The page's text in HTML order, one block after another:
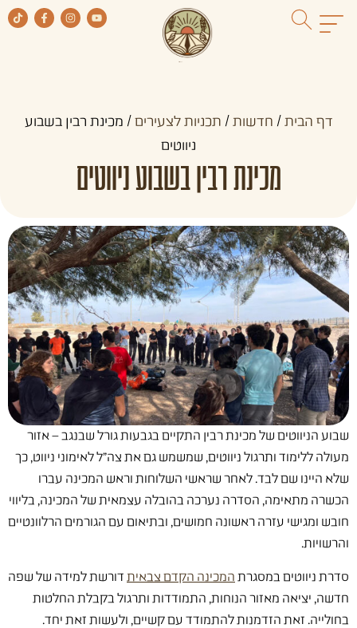
דף הבית / חדשות / תכניות לצעירים / מכינת רבין בשבוע
ניווטים
מכינת רבין בשבוע ניווטים
שבוע הניווטים של מכינת רבין התקיים בגבעות גורל שבנגב – אזור
מעולה ללימוד ותרגול ניווטים, שמשמש גם את צה"ל לאימוני ניווט, כך
שלא היינו שם לבד. לאחר שראשי השלוחות וראש המכינה עברו
הכשרה מתאימה, הסדרה נערכה בהובלה עצמאית של המכינה, בליווי
חובש ומגישי עזרה ראשונה חמושים, ובתיאום עם הגורמים הרלוונטיים
והרשויות.
סדרת ניווטים במסגרת המכינה הקדם צבאית דורשת למידה של שפה
חדשה, יציאה מאזור הנוחות, התמודדות ותרגול בקבלת החלטות
בחולייה. זאת הזדמנות להתמודד עם קשיים, ולעשות זאת יחד.